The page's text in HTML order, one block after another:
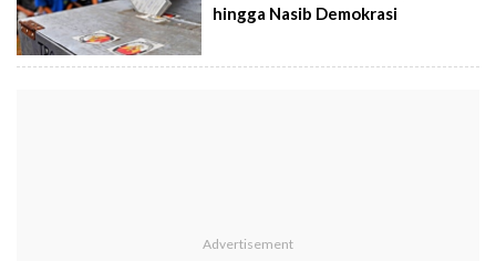
hingga Nasib Demokrasi